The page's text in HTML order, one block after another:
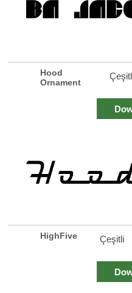
Hood
Ornament
HighFive Çeşitli